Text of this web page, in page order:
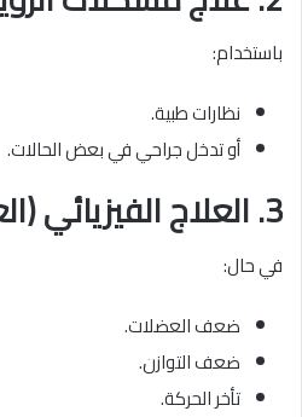
باستخدام:
نظارات طبية.
أو تدخل جراحي في بعض الحالات.
3. العلاج الفيزيائي (العلاج الحركي)
في حال:
ضعف العضلات.
ضعف التوازن.
تأخر الحركة.